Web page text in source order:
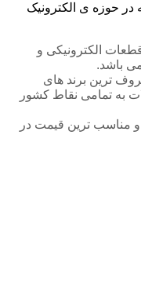
با 4 دهه تجربه در حوزه ی الکترونیک
الکترونیکی و
باشد.
ترین برند های
به تمامی نقاط کشور
مناسب ترین قیمت در